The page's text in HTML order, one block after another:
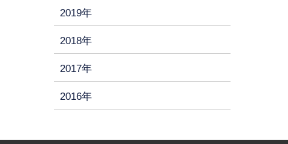
2019年
2018年
2017年
2016年